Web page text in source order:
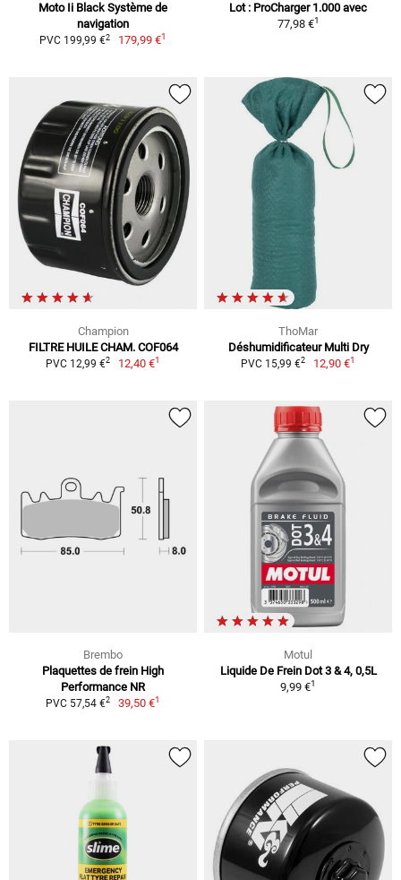
Moto Ii Black Système de
navigation
PVC 199,99 €2 179,99 €1
Lot : ProCharger 1.000 avec
77,98 €1
Champion
FILTRE HUILE CHAM. COF064
PVC 12,99 €2 12,40 €1
ThoMar
Déshumidificateur Multi Dry
PVC 15,99 €2 12,90 €1
Brembo
Plaquettes de frein High
Performance NR
PVC 57,54 €2 39,50 €1
Motul
Liquide De Frein Dot 3 & 4, 0,5L
9,99 €1